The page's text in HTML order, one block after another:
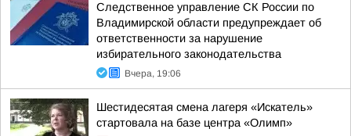
Следственное управление СК России по
Владимирской области предупреждает об
ответственности за нарушение
избирательного законодательства
Вчера, 19:06
Шестидесятая смена лагеря «Искатель»
стартовала на базе центра «Олимп»